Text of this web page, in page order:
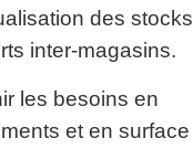
des
inter-magasins.
les besoins en
et en surface